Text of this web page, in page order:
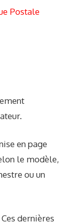
Postale
en page
le modèle,
ou un
dernières